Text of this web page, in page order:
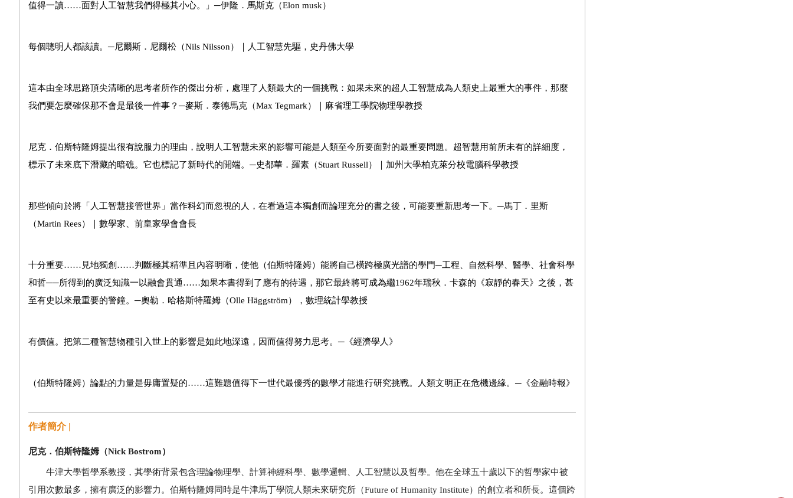
值得一讀……面對人工智慧我們得極其小心。」─伊隆．馬斯克（Elon musk）
每個聰明人都該讀。─尼爾斯．尼爾松（Nils Nilsson）｜人工智慧先驅，史丹佛大學
這本由全球思路頂尖清晰的思考者所作的傑出分析，處理了人類最大的一個挑戰：如果未來的超人工智慧成為人類史上最重大的事件，那麼
我們要怎麼確保那不會是最後一件事？─麥斯．泰德馬克（Max Tegmark）｜麻省理工學院物理學教授
尼克．伯斯特隆姆提出很有說服力的理由，說明人工智慧未來的影響可能是人類至今所要面對的最重要問題。超智慧用前所未有的詳細度，
標示了未來底下潛藏的暗礁。它也標記了新時代的開端。─史都華．羅素（Stuart Russell）｜加州大學柏克萊分校電腦科學教授
那些傾向於將「人工智慧接管世界」當作科幻而忽視的人，在看過這本獨創而論理充分的書之後，可能要重新思考一下。─馬丁．里斯
（Martin Rees）｜數學家、前皇家學會會長
十分重要……見地獨創……判斷極其精準且內容明晰，使他（伯斯特隆姆）能將自己橫跨極廣光譜的學門─工程、自然科學、醫學、社會科學
和哲──所得到的廣泛知識一以融會貫通……如果本書得到了應有的待遇，那它最終將可成為繼1962年瑞秋．卡森的《寂靜的春天》之後，甚
至有史以來最重要的警鐘。─奧勒．哈格斯特羅姆（Olle Häggström），數理統計學教授
有價值。把第二種智慧物種引入世上的影響是如此地深遠，因而值得努力思考。─《經濟學人》
（伯斯特隆姆）論點的力量是毋庸置疑的……這難題值得下一世代最優秀的數學才能進行研究挑戰。人類文明正在危機邊緣。─《金融時報》
作者簡介 |
尼克．伯斯特隆姆（Nick Bostrom）
牛津大學哲學系教授，其學術背景包含理論物理學、計算神經科學、數學邏輯、人工智慧以及哲學。他在全球五十歲以下的哲學家中被
引用次數最多，擁有廣泛的影響力。伯斯特隆姆同時是牛津馬丁學院人類未來研究所（Future of Humanity Institute）的創立者和所長。這個跨